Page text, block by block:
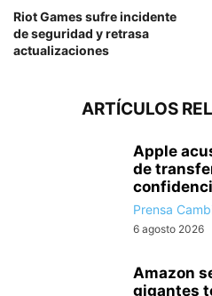
Riot Games sufre incidente
de seguridad y retrasa
actualizaciones
ARTÍCULOS
Apple
de
Prensa
6 agosto 2026
Amazon
gigantes